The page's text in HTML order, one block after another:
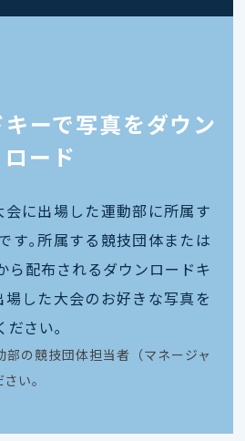
ーで写真をダウン
ロード
に出場した運動部に所属す
す｡所属する競技団体または
ら配布されるダウンロードキ
した大会のお好きな写真を
ださい｡
部の競技団体担当者（マネージャ
い。